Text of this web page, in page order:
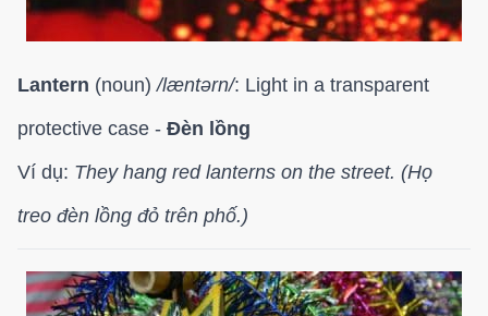
Lantern (noun) /læntərn/: Light in a transparent
protective case - Đèn lồng
Ví dụ: They hang red lanterns on the street. (Họ
treo đèn lồng đỏ trên phố.)